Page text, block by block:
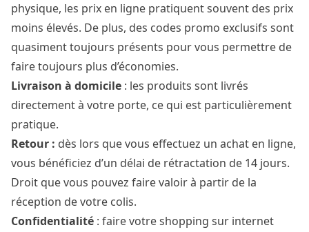
physique, les prix en ligne pratiquent souvent des prix
moins élevés. De plus, des codes promo exclusifs sont
quasiment toujours présents pour vous permettre de
faire toujours plus d’économies.
Livraison à domicile : les produits sont livrés
directement à votre porte, ce qui est particulièrement
pratique.
Retour : dès lors que vous effectuez un achat en ligne,
vous bénéficiez d’un délai de rétractation de 14 jours.
Droit que vous pouvez faire valoir à partir de la
réception de votre colis.
Confidentialité : faire votre shopping sur internet